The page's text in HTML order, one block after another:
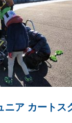
ニア カートス